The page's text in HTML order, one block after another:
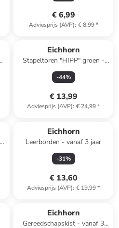
€ 6,99
Adviesprijs (AVP): € 8,99*
Eichhorn
Stapeltoren "HIPP" groen -
vanaf 12 maanden
-44%
€ 13,99
Adviesprijs (AVP): € 24,99*
Eichhorn
Leerborden - vanaf 3 jaar
-31%
€ 13,60
Adviesprijs (AVP): € 19,99*
Eichhorn
Gereedschapskist - vanaf 3